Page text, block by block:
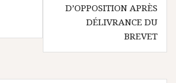
D’OPPOSITION APRÈS
DÉLIVRANCE DU
BREVET